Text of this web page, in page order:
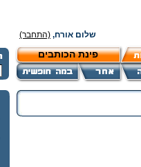
שלום אורח, (התחבר)
פינת הכותבים